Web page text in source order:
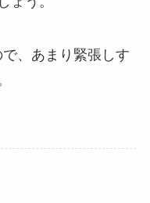
、あまり緊張しす